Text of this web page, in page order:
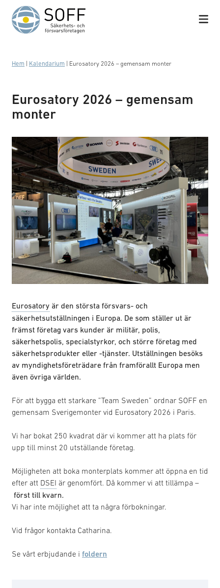
Hoppa till innehåll
Hem Kalendarium Eurosatory 2026 – gemensam monter
Eurosatory 2026 – gemensam
monter
Eurosatory är den största försvars- och
säkerhetsutställningen i Europa. De som ställer ut är
främst företag vars kunder är militär, polis,
säkerhetspolis, specialstyrkor, och större företag med
säkerhetsprodukter eller -tjänster. Utställningen besöks
av myndighetsföreträdare från framförallt Europa men
även övriga världen.
För att bygga ett starkare ”Team Sweden” ordnar SOFF en
gemensam Sverigemonter vid Eurosatory 2026 i Paris.
Vi har bokat 250 kvadrat där vi kommer att ha plats för
upp till minst 20 utställande företag.
Möjligheten att boka monterplats kommer att öppna en tid
efter att DSEI är genomfört. Då kommer vi att tillämpa –
först till kvarn.
Vi har inte möjlighet att ta några förbokningar.
Vid frågor kontakta Catharina.
Se vårt erbjudande i foldern